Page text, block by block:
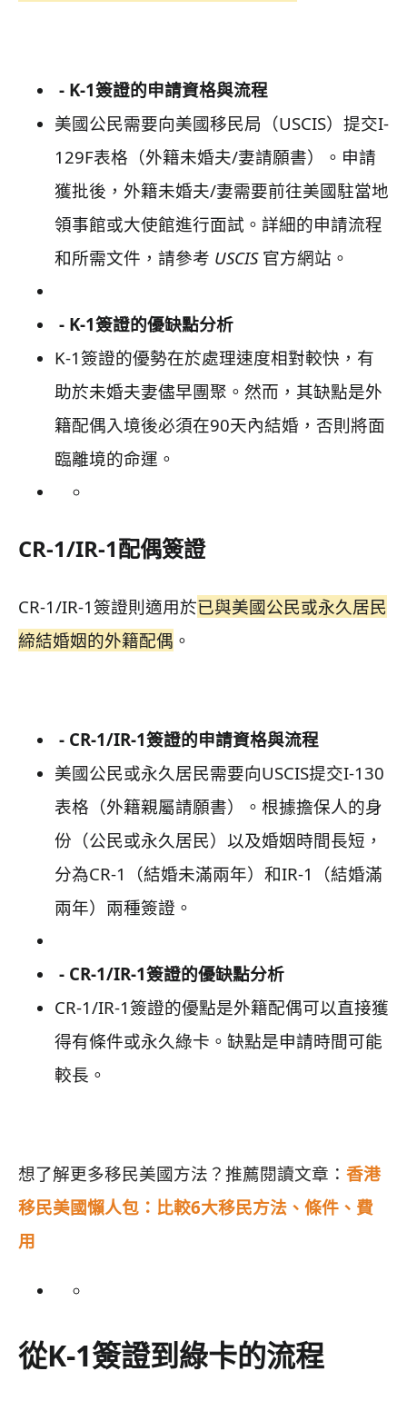
- K-1簽證的申請資格與流程
美國公民需要向美國移民局（USCIS）提交I-
129F表格（外籍未婚夫/妻請願書）。申請
獲批後，外籍未婚夫/妻需要前往美國駐當地
領事館或大使館進行面試。詳細的申請流程
和所需文件，請參考 USCIS官方網站。
- K-1簽證的優缺點分析
K-1簽證的優勢在於處理速度相對較快，有
助於未婚夫妻儘早團聚。然而，其缺點是外
籍配偶入境後必須在90天內結婚，否則將面
臨離境的命運。
CR-1/IR-1配偶簽證
CR-1/IR-1簽證則適用於已與美國公民或永久居民
締結婚姻的外籍配偶 。
- CR-1/IR-1簽證的申請資格與流程
美國公民或永久居民需要向USCIS提交I-130
表格（外籍親屬請願書）。根據擔保人的身
份（公民或永久居民）以及婚姻時間長短，
分為CR-1（結婚未滿兩年）和IR-1（結婚滿
兩年）兩種簽證。
- CR-1/IR-1簽證的優缺點分析
CR-1/IR-1簽證的優點是外籍配偶可以直接獲
得有條件或永久綠卡。缺點是申請時間可能
較長。
想了解更多移民美國方法？推薦閱讀文章： 香港
移民美國懶人包：比較6大移民方法、條件、費
用
從K-1簽證到綠卡的流程